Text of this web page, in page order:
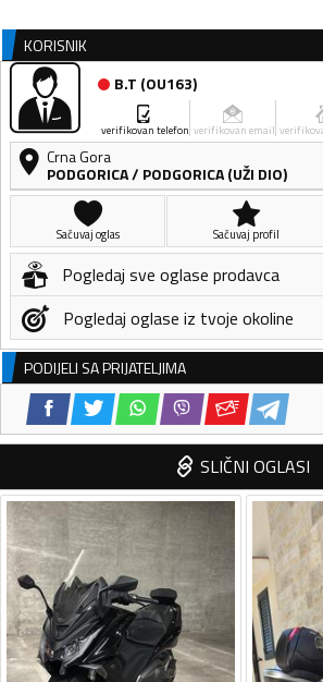
KORISNIK
B.T (OU163)
verifikovan telefon verifikovan email
Crna Gora
PODGORICA/ PODGORICA (UŽI DIO)
Sačuvaj oglas Sačuvaj profil
Pogledaj sve oglase prodavca
Pogledaj oglase iz tvoje okoline
PODIJELI SA PRIJATELJIMA
SLIČNI OGLASI